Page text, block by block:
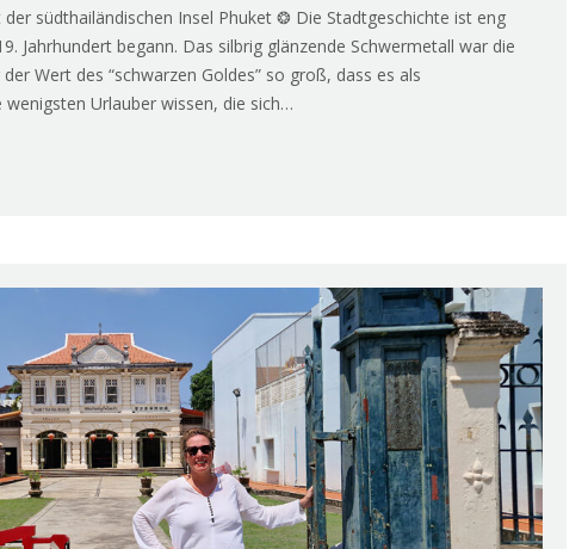
südthailändischen Insel Phuket ❂ Die Stadtgeschichte ist eng
Jahrhundert begann. Das silbrig glänzende Schwermetall war die
Wert des “schwarzen Goldes” so groß, dass es als
Urlauber wissen, die sich…